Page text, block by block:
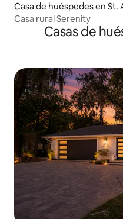
Casa de huéspedes en St.
Casa rural Serenity
Casas de